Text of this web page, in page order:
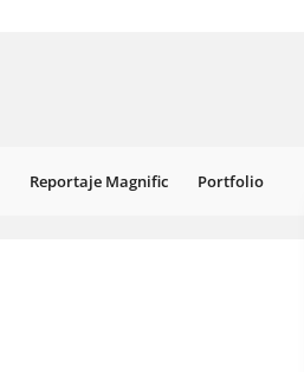
Reportaje Magnific Portfolio